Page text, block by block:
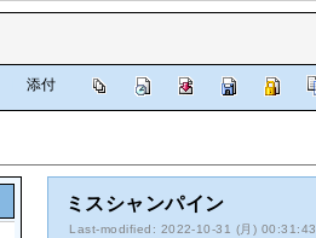
添付
ミスシャンパイン
Last-modified: 2022-10-31 (月) 00:31:43